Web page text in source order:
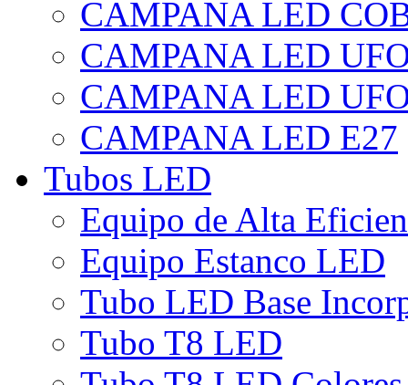
CAMPANA LED
CAMPANA LED
CAMPANA LED
CAMPANA LED E27
Tubos LED
Equipo de Alta
Equipo Estanco LED
Tubo LED Base
Tubo T8 LED